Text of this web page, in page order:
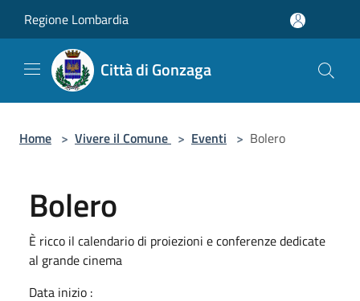
Regione Lombardia
Città di Gonzaga
Home > Vivere il Comune > Eventi > Bolero
Bolero
È ricco il calendario di proiezioni e conferenze dedicate
al grande cinema
Data inizio :